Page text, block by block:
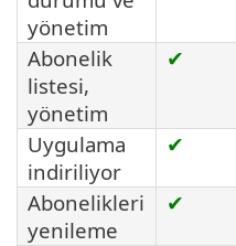
yönetim
Abonelik
listesi,
yönetim
✔
Uygulama
indiriliyor
✔
Abonelikleri
yenileme
✔